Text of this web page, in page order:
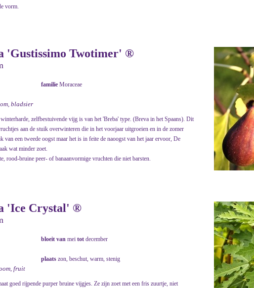
vorm.
'Gustissimo Twotimer' ®
familie Moraceae
bladsier
zelfbestuivende vijg is van het 'Breba' type. (Breva in het Spaans). Dit
aan de stuik overwinteren die in het voorjaar uitgroeien en in de zomer
van een tweede oogst maar het is in feite de naoogst van het jaar ervoor, De
wat minder zoet.
rood-bruine peer- of banaanvormige vruchten die niet barsten.
'Ice Crystal' ®
bloeit van mei tot december
plaats zon, beschut, warm, stenig
fruit
goed rijpende purper bruine vijgjes. Ze zijn zoet met een fris zuurtje, niet